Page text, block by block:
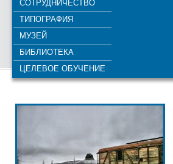
ТИПОГРАФИЯ
МУЗЕЙ
БИБЛИОТЕКА
ЦЕЛЕВОЕ ОБУЧЕНИЕ